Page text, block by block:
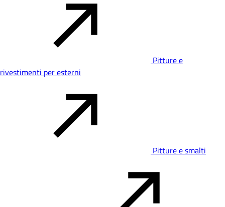
Pitture e
rivestimenti per esterni
Pitture e smalti